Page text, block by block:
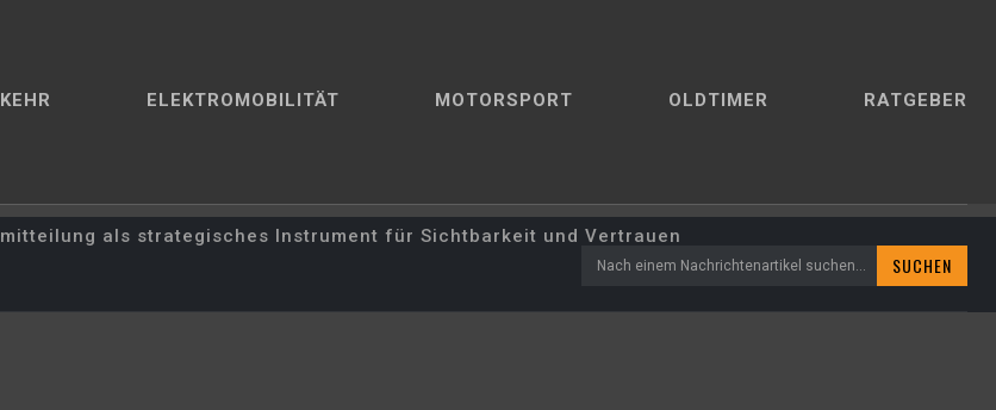
ELEKTROMOBILITÄT MOTORSPORT OLDTIMER RATGEBER
als strategisches Instrument für Sichtbarkeit und Vertrauen
Nach einem Nachrichtenartikel suchen... SUCHEN